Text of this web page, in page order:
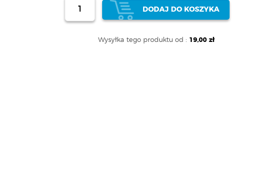
DODAJ DO KOSZYKA
Wysyłka tego produktu od : 19,00 zł